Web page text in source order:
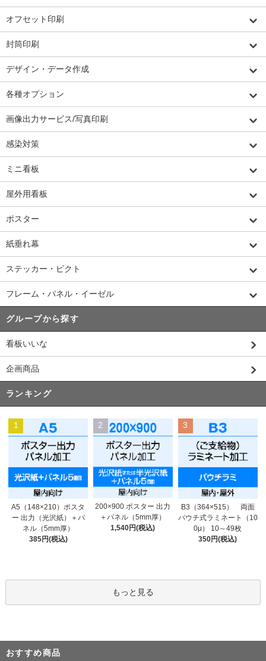
オフセット印刷
封筒印刷
デザイン・データ作成
各種オプション
画像出力サービス/写真印刷
感染対策
ミニ看板
屋外用看板
ポスター
紙垂れ幕
ステッカー・ピクト
フレーム・パネル・イーゼル
グループから探す
看板いいな
企画商品
ランキング
1
A5（148×210）ポスタ
ー 出力（光沢紙）＋パ
ネル（5mm厚）
385円(税込)
2
200×900 ポスター 出力
＋パネル（5mm厚）
1,540円(税込)
3
B3（364×515） 両面
パウチ式ラミネート（10
0μ） 10～49枚
350円(税込)
もっと見る
おすすめ商品